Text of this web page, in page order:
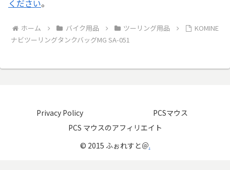
ください。
ホーム バイク用品 ツーリング用品
KOMINE
ナビツーリングタンクバッグMG SA-051
Privacy Policy
PCSマウス
PCS マウスのアフィリエイト
© 2015 ふぉれすと＠.